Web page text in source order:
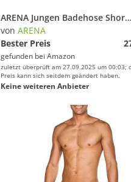
ARENA Jungen Badehose Shorts Team Fit, royal, 140, 003124
von ARENA
Bester Preis
gefunden bei Amazon
zuletzt überprüft am 27.09.2025 um 00:03;
Preis kann sich seitdem geändert haben.
Keine weiteren Anbieter